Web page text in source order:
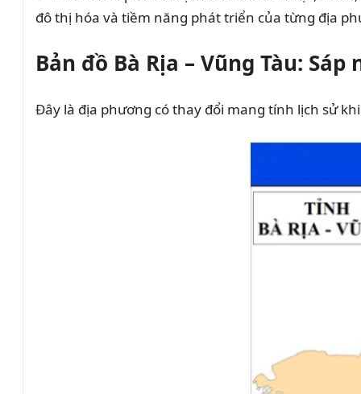
đô thị hóa và tiềm năng phát triển của từng địa
Bản đồ Bà Rịa – Vũng Tàu:
Đây là địa phương có thay đổi mang tính lịch sử